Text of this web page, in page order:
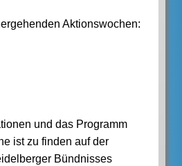
Aktionswochen:
und das Programm
ist zu finden auf der
Bündnisses